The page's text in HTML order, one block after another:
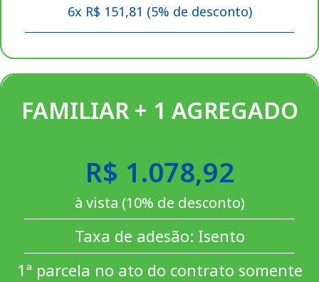
6x R$ 151,81 (5% de desconto)
FAMILIAR + 1 AGREGADO
R$ 1.078,92
à vista (10% de desconto)
Taxa de adesão: Isento
1ª parcela no ato do contrato somente